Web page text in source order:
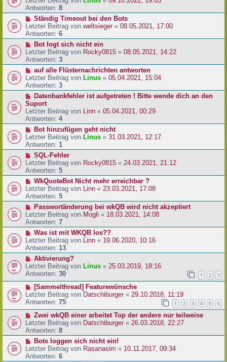
Antworten: 8
Ständig Timeout bei den Bots
Letzter Beitrag von weltsieger« 08.05.2021, 17:00
Antworten: 6
Bot logt sich nicht ein
Letzter Beitrag von Rocky0815 « 08.05.2021, 14:22
Antworten: 3
auf alle Flüsternachrichten antworten
Letzter Beitrag von Linus « 05.04.2021, 15:04
Antworten: 3
Datenbankfehler ist aufgetreten ! Bitte wende dich an den
Suport
Letzter Beitrag von
Linn « 05.04.2021, 00:29
Antworten: 4
Bot hinzufügen geht nicht
Letzter Beitrag von Linus « 31.03.2021, 12:17
Antworten: 1
SQL-Fehler
Letzter Beitrag von Rocky0815 « 24.03.2021, 21:12
Antworten: 5
WkQuoteBot Nicht mehr erreichbar ?
Letzter Beitrag von
Linn « 23.03.2021, 17:08
Antworten: 5
Passwortänderung bei wkQB wird nicht akzeptiert
Letzter Beitrag von Mogli « 18.03.2021, 14:08
Antworten: 7
Was ist mit WKQB los??
Letzter Beitrag von
Linn « 19.06.2020, 10:16
Antworten: 13
Aktivierung?
Letzter Beitrag von Linus « 25.03.2019, 18:16
Antworten: 30 1 2 3
[Sammelthread] Featurewünsche
Letzter Beitrag von Datschiburger« 29.10.2018, 11:19
Antworten: 75 1 2 3 4 5 6
Zwei wkQB einer arbeitet Top der andere nur teilweise
Letzter Beitrag von Datschiburger « 26.03.2018, 22:27
Antworten: 8
Bots loggen sich nicht ein!
Letzter Beitrag von Rasanasim « 10.11.2017, 09:34
Antworten: 6